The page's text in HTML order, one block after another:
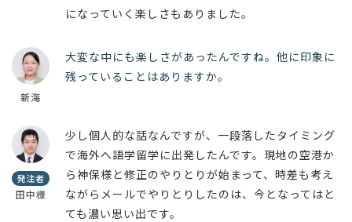
になっていく楽しさもありました。
新海
大変な中にも楽しさがあったんですね。他に印象に
残っていることはありますか。
発注者
田中様
少し個人的な話なんですが、一段落したタイミング
で海外へ語学留学に出発したんです。現地の空港か
ら神保様と修正のやりとりが始まって、時差も考え
ながらメールでやりとりしたのは、今となってはと
ても濃い思い出です。